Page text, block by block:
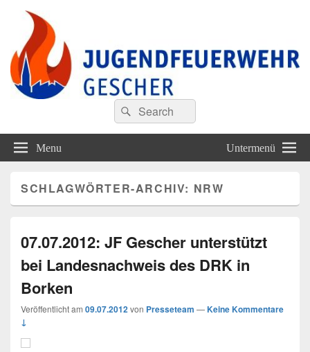
Jugendfeuerwehr Gescher
Finde Deine Stärken – Mit UnsSearch
for:
Suche
Menu Untermenü
SCHLAGWÖRTER-ARCHIV: NRW
07.07.2012: JF Gescher unterstützt
bei Landesnachweis des DRK in
Borken
Veröffentlicht am 09.07.2012von Presseteam —Keine Kommentare
↓